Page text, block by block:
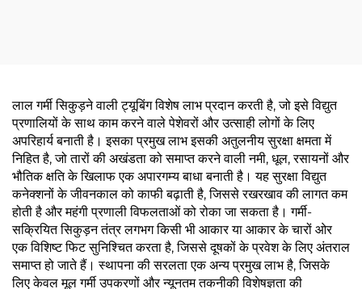
लाल गर्मी सिकुड़ने वाली ट्यूबिंग विशेष लाभ प्रदान करती है, जो इसे विद्युत
प्रणालियों के साथ काम करने वाले पेशेवरों और उत्साही लोगों के लिए
अपरिहार्य बनाती है। इसका प्रमुख लाभ इसकी अतुलनीय सुरक्षा क्षमता में
निहित है, जो तारों की अखंडता को समाप्त करने वाली नमी, धूल, रसायनों और
भौतिक क्षति के खिलाफ एक अपारगम्य बाधा बनाती है। यह सुरक्षा विद्युत
कनेक्शनों के जीवनकाल को काफी बढ़ाती है, जिससे रखरखाव की लागत कम
होती है और महंगी प्रणाली विफलताओं को रोका जा सकता है। गर्मी-
सक्रियित सिकुड़न तंत्र लगभग किसी भी आकार या आकार के चारों ओर
एक विशिष्ट फिट सुनिश्चित करता है, जिससे दूषकों के प्रवेश के लिए अंतराल
समाप्त हो जाते हैं। स्थापना की सरलता एक अन्य प्रमुख लाभ है, जिसके
लिए केवल मूल गर्मी उपकरणों और न्यूनतम तकनीकी विशेषज्ञता की